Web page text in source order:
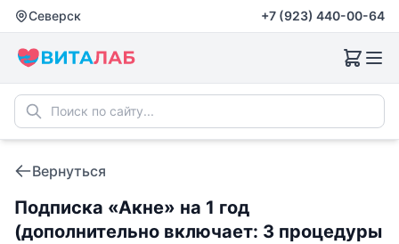
Северск +7 (923) 440-00-64
Вернуться
Подписка «Акне» на 1 год
(дополнительно включает: 3 процедуры